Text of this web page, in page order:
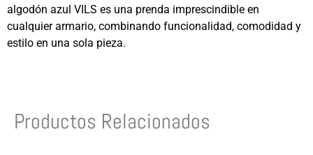
algodón azul VILS es una prenda imprescindible en
cualquier armario, combinando funcionalidad, comodidad y
estilo en una sola pieza.
Productos Relacionados